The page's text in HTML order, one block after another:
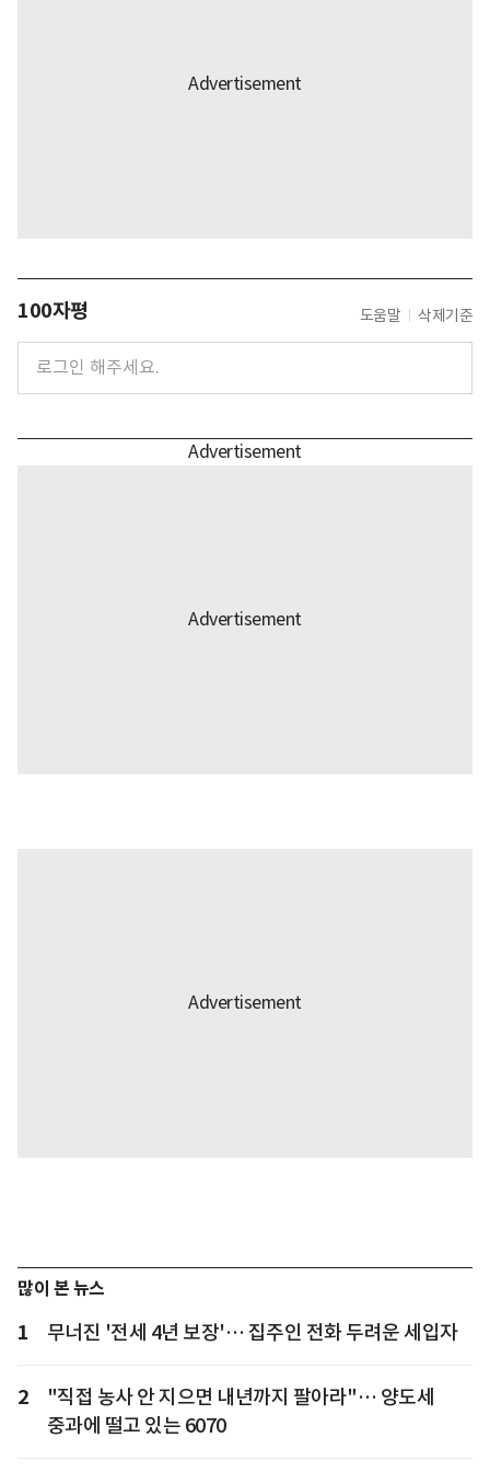
100자평 도움말 삭제기준
많이 본 뉴스
1 무너진 '전세 4년 보장'… 집주인 전화 두려운 세입자
2
"직접 농사 안 지으면 내년까지 팔아라"… 양도세
중과에 떨고 있는 6070